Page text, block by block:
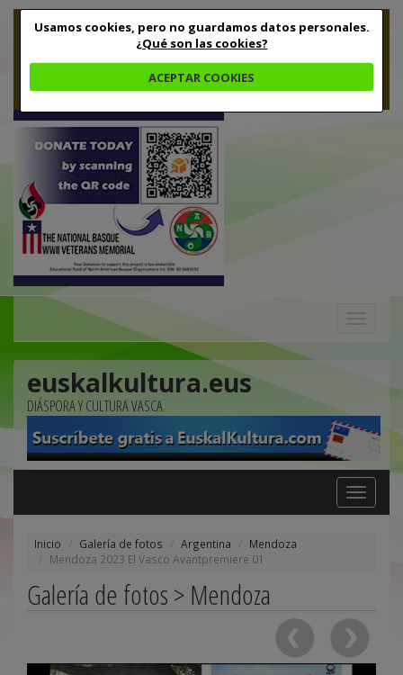
Usamos cookies, pero no guardamos datos personales.
¿Qué son las cookies?
ACEPTAR COOKIES
euskalkultura.eus
DIÁSPORA Y CULTURA VASCA
Toggle
navigation
Inicio Galería de fotos Argentina
Mendoza
Mendoza 2023 El Vasco Avantpremiere 01
Galería de fotos > Mendoza